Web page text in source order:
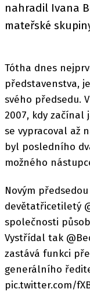
nahradil Ivana
mateřské
Tótha dnes
představenstva,
svého předsedu.
2007, kdy začínal
se vypracoval až
byl posledního
možného
Novým
devětatřicetiletý
společnosti
Vystřídal tak
zastává funkci
generálního
pic.twitter.com/